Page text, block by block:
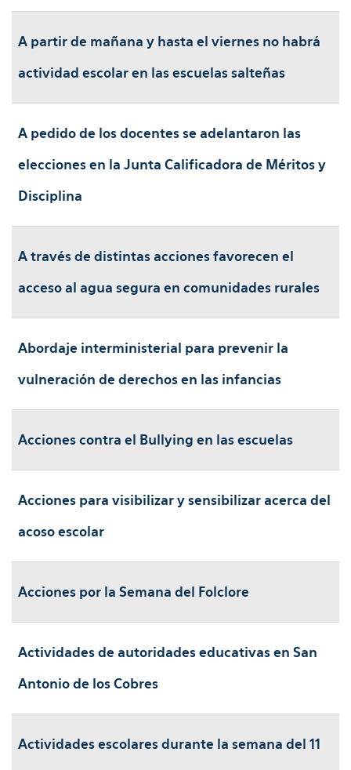
A partir de mañana y hasta el viernes no habrá
actividad escolar en las escuelas salteñas
A pedido de los docentes se adelantaron las
elecciones en la Junta Calificadora de Méritos y
Disciplina
A través de distintas acciones favorecen el
acceso al agua segura en comunidades rurales
Abordaje interministerial para prevenir la
vulneración de derechos en las infancias
Acciones contra el Bullying en las escuelas
Acciones para visibilizar y sensibilizar acerca del
acoso escolar
Acciones por la Semana del Folclore
Actividades de autoridades educativas en San
Antonio de los Cobres
Actividades escolares durante la semana del 11